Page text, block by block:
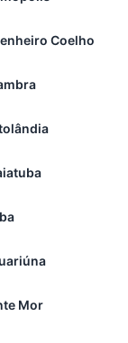
Coelho
Mor